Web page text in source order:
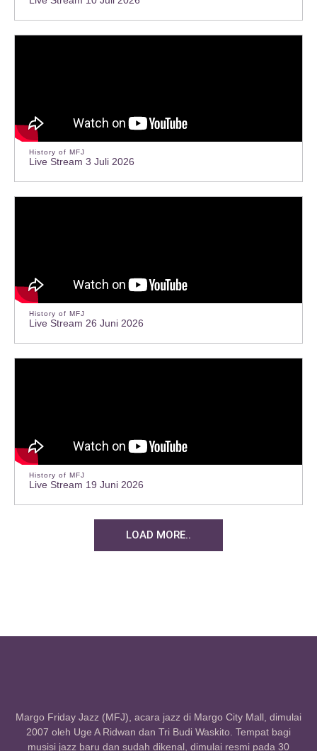
History of MFJ
Live Stream 3 Juli 2026
History of MFJ
Live Stream 26 Juni 2026
History of MFJ
Live Stream 19 Juni 2026
LOAD MORE..
Margo Friday Jazz (MFJ), acara jazz di Margo City Mall, dimulai
2007 oleh Uge A Ridwan dan Tri Budi Waskito. Tempat bagi
musisi jazz baru dan sudah dikenal, dimulai resmi pada 30